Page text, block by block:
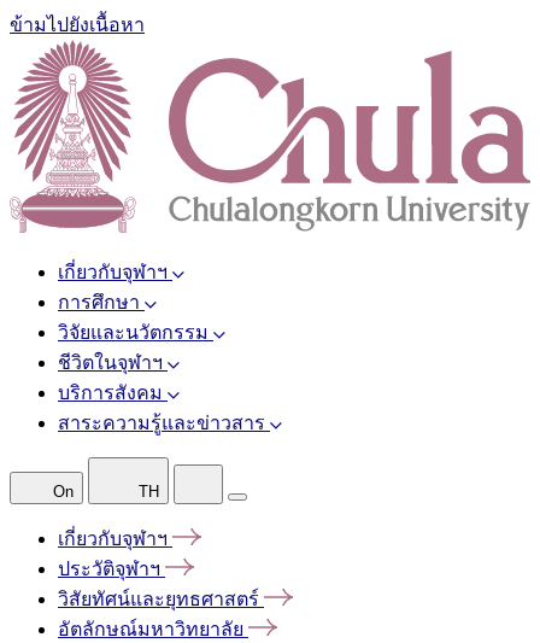
ข้ามไปยังเนื้อหา
เกี่ยวกับจุฬาฯ
การศึกษา
วิจัยและนวัตกรรม
ชีวิตในจุฬาฯ
บริการสังคม
สาระความรู้และข่าวสาร
On TH
เกี่ยวกับจุฬาฯ
ประวัติจุฬาฯ
วิสัยทัศน์และยุทธศาสตร์
อัตลักษณ์มหาวิทยาลัย